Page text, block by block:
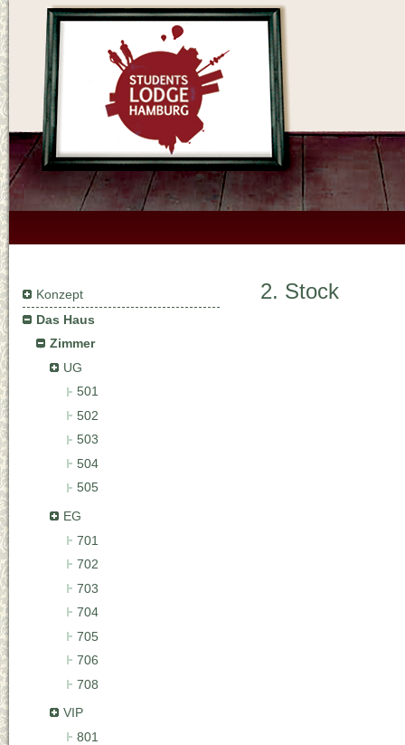
Konzept
Das Haus
Zimmer
UG
501
502
503
504
505
EG
701
702
703
704
705
706
708
VIP
801
2. Stock